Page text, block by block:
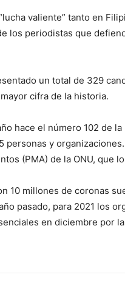
valiente” tanto en
los periodistas que
un total de 329
cifra de la historia.
hace el número 102 de
personas y
(PMA) de la ONU, que
10 millones de coronas
pasado, para 2021 los
en diciembre por